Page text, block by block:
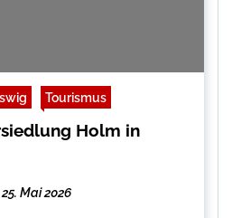
Tourismus
Holm in
25. Mai 2026